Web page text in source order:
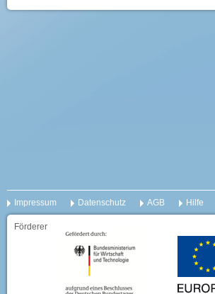
Impressum Datenschutz AGB Hilfe
Förderer